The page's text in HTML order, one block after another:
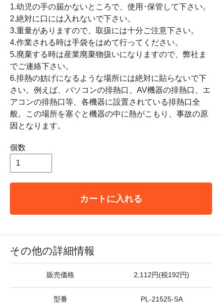
1.幼児の手の届かないところで、使用･保管して下さい。
2.絶対に口には入れないで下さい。
3.重量がありますので、取扱には十分ご注意下さい。
4.作業される時は手袋をはめて行ってください。
5.廃棄する時は産業廃棄物扱いになりますので、弊社ま
でご連絡下さい。
6.排熱の妨げになるような場所には絶対に貼らないで下
さい。例えば、パソコンの排熱口、AV機器の排熱口、エ
アコンの排熱口等、各機器に設置されている排熱口全
般。この場所を塞ぐと機器の中に熱がこもり、事故の原
因となります。
個数
カートに入れる
その他の詳細情報
販売価格 2,112円(税192円)
型番 PL-21525-SA